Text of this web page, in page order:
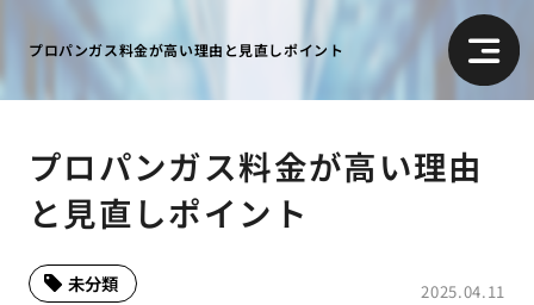
プロパンガス料金が高い理由と見直しポイント
プロパンガス料金が高い理由
と見直しポイント
2025.04.11
未分類